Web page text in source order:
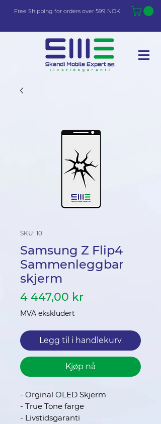
Free Shipping for orders over 599 NOK
SKU: 10
Samsung Z Flip4
Sammenleggbar
skjerm
4 447,00 krPris
MVA ekskludert
Legg til i handlekurv
Kjøp nå
- Orginal OLED Skjerm
- True Tone farge
- Livstidsgaranti